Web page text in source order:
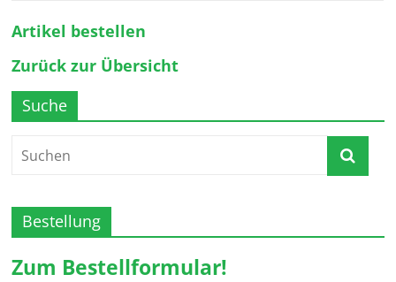
Artikel bestellen
Zurück zur Übersicht
Suche
Bestellung
Zum Bestellformular!